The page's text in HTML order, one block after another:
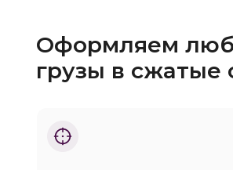
Оформляем
грузы в сжатые